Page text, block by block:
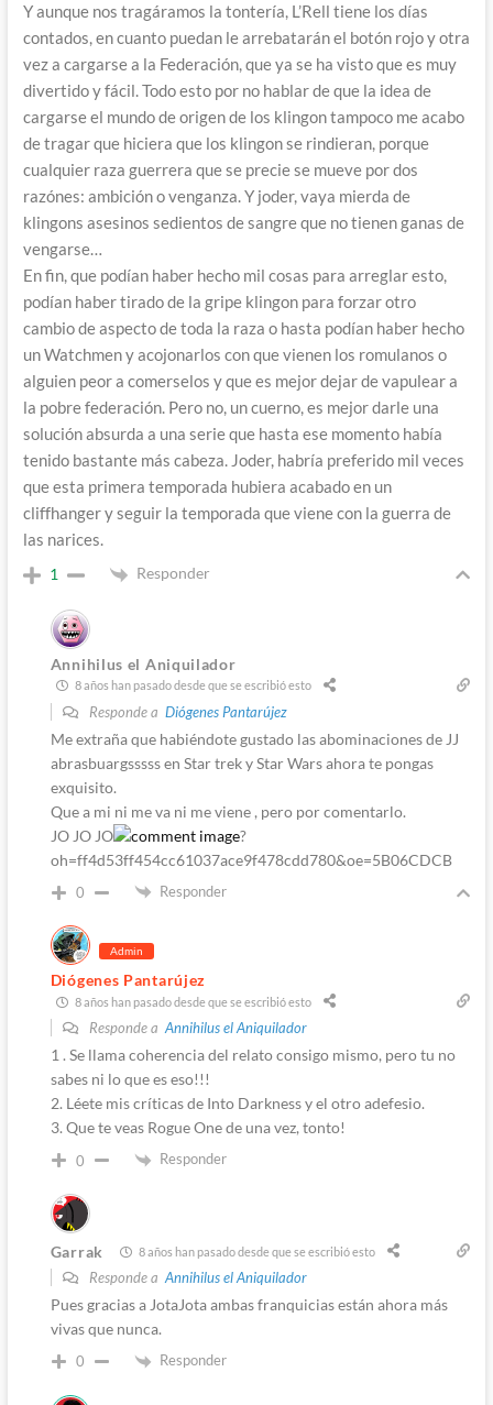
Y aunque nos tragáramos la tontería, L’Rell tiene los días
contados, en cuanto puedan le arrebatarán el botón rojo y otra
vez a cargarse a la Federación, que ya se ha visto que es muy
divertido y fácil. Todo esto por no hablar de que la idea de
cargarse el mundo de origen de los klingon tampoco me acabo
de tragar que hiciera que los klingon se rindieran, porque
cualquier raza guerrera que se precie se mueve por dos
razónes: ambición o venganza. Y joder, vaya mierda de
klingons asesinos sedientos de sangre que no tienen ganas de
vengarse…
En fin, que podían haber hecho mil cosas para arreglar esto,
podían haber tirado de la gripe klingon para forzar otro
cambio de aspecto de toda la raza o hasta podían haber hecho
un Watchmen y acojonarlos con que vienen los romulanos o
alguien peor a comerselos y que es mejor dejar de vapulear a
la pobre federación. Pero no, un cuerno, es mejor darle una
solución absurda a una serie que hasta ese momento había
tenido bastante más cabeza. Joder, habría preferido mil veces
que esta primera temporada hubiera acabado en un
cliffhanger y seguir la temporada que viene con la guerra de
las narices.
1 Responder
Annihilus el Aniquilador
8 años han pasado desde que se escribió esto
Responde a Diógenes Pantarújez
Me extraña que habiéndote gustado las abominaciones de JJ
abrasbuargsssss en Star trek y Star Wars ahora te pongas
exquisito.
Que a mi ni me va ni me viene , pero por comentarlo.
JO JO JO
?
oh=ff4d53ff454cc61037ace9f478cdd780&oe=5B06CDCB
0 Responder
Admin
Diógenes Pantarújez
8 años han pasado desde que se escribió esto
Responde aAnnihilus el Aniquilador
1 . Se llama coherencia del relato consigo mismo, pero tu no
sabes ni lo que es eso!!!
2. Léete mis críticas de Into Darkness y el otro adefesio.
3. Que te veas Rogue One de una vez, tonto!
0 Responder
Garrak 8 años han pasado desde que se escribió esto
Responde a Annihilus el Aniquilador
Pues gracias a JotaJota ambas franquicias están ahora más
vivas que nunca.
0 Responder